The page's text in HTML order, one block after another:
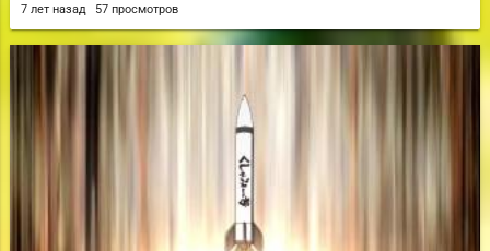
7 лет назад 57 просмотров